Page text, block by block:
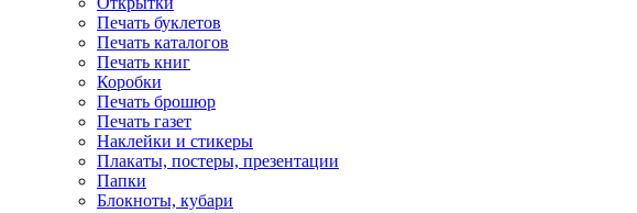
Печать буклетов
Печать каталогов
Печать книг
Коробки
Печать брошюр
Печать газет
Наклейки и стикеры
Плакаты, постеры, презентации
Папки
Блокноты, кубари